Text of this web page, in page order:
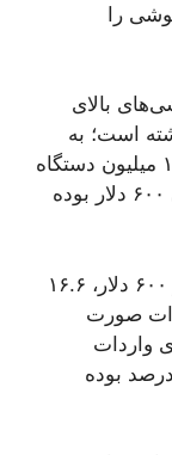
گوشی را
بالای
داشته است؛ به
طوری که در سال گذشته از مجموع ۱۷.۷ میلیون دستگاه
وارد شده ۱.۱ میلیون دستگاه برای بالای ۶۰۰ دلار بوده
اما در مورد گوشی‌های با ارزش کمتر از ۶۰۰ دلار، ۱۶.۶
درصد واردات صورت
واردات
گوشی ۶۷.۸ درصد و از نظر تعداد ۹۳.۷ درصد بوده